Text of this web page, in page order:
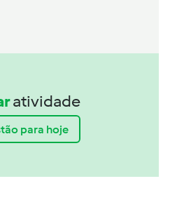
atividade
para hoje